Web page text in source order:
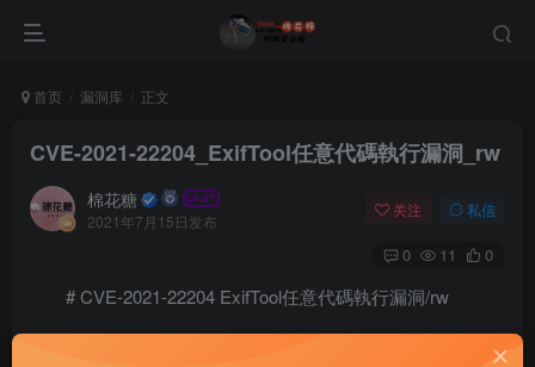
首页 漏洞库 正文
CVE-2021-22204_ExifTool任意代碼執行漏洞_rw
棉花糖
2021年7月15日发布
关注 私信
0 11 0
# CVE-2021-22204 ExifTool任意代碼執行漏洞/rw